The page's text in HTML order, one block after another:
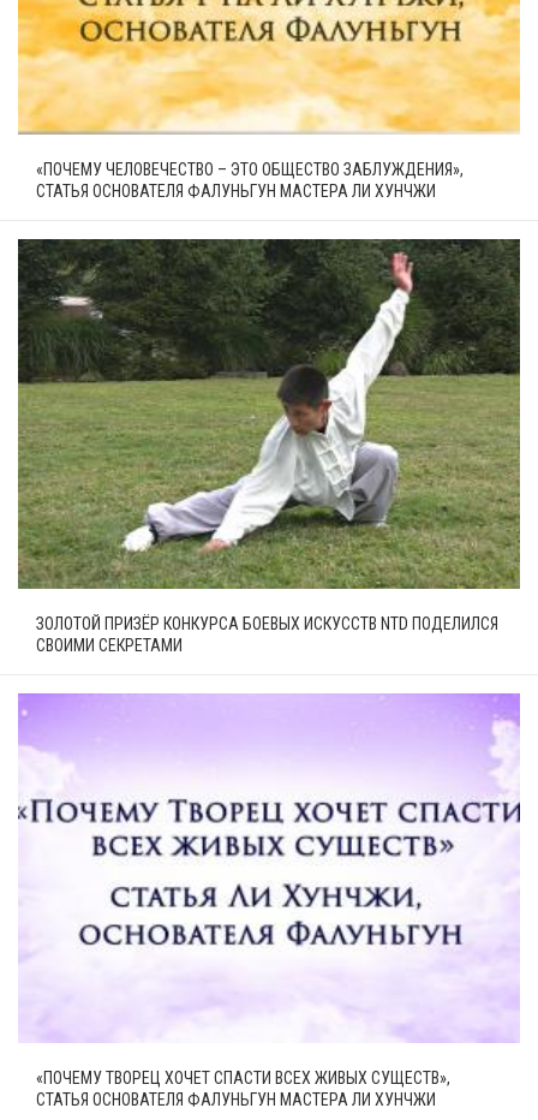
«ПОЧЕМУ ЧЕЛОВЕЧЕСТВО – ЭТО ОБЩЕСТВО ЗАБЛУЖДЕНИЯ»,
СТАТЬЯ ОСНОВАТЕЛЯ ФАЛУНЬГУН МАСТЕРА ЛИ ХУНЧЖИ
ЗОЛОТОЙ ПРИЗЁР КОНКУРСА БОЕВЫХ ИСКУССТВ NTD ПОДЕЛИЛСЯ
СВОИМИ СЕКРЕТАМИ
«ПОЧЕМУ ТВОРЕЦ ХОЧЕТ СПАСТИ ВСЕХ ЖИВЫХ СУЩЕСТВ»,
СТАТЬЯ ОСНОВАТЕЛЯ ФАЛУНЬГУН МАСТЕРА ЛИ ХУНЧЖИ